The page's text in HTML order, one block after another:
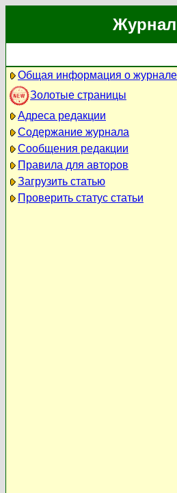
Журнал
Общая информация о журнале
Золотые страницы
Адреса редакции
Содержание журнала
Сообщения редакции
Правила для авторов
Загрузить статью
Проверить статус статьи